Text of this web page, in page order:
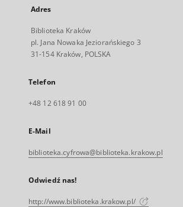
Adres
Biblioteka Kraków
pl. Jana Nowaka Jeziorańskiego 3
31-154 Kraków, POLSKA
Telefon
+48 12 618 91 00
E-Mail
biblioteka.cyfrowa@biblioteka.krakow.pl
Odwiedź nas!
http://www.biblioteka.krakow.pl/